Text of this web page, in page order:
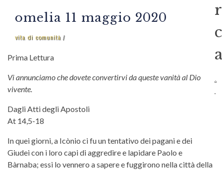
r
c
omelia 11 maggio 2020
vita di comunità
Prima Lettura
Vi annunciamo che dovete convertirvi da queste vanità al Dio
vivente.
Dagli Atti degli Apostoli
At 14,5-18
In quei giorni, a Icònio ci fu un tentativo dei pagani e dei
Giudei con i loro capi di aggredire e lapidare Paolo e
Bàrnaba; essi lo vennero a sapere e fuggirono nella città della